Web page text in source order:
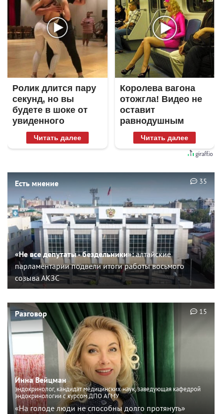
Ролик длится пару
секунд, но вы
будете в шоке от
увиденного
Читать далее
Королева вагона
отожгла! Видео не
оставит
равнодушным
Читать далее
Есть мнение
«Не все депутаты - бездельники»:алтайские
парламентарии подвели итоги работы восьмого
созыва АКЗС
35
Разговор
Инна Вейцман
эндокринолог, кандидат медицинских наук, заведующая кафедрой
эндокринологии с курсом ДПО АГМУ
«На голоде люди не способны долго протянуть»
15